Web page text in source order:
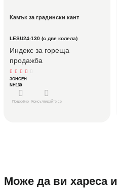
Камък за градински кант
LESU24-130 (с две колела)
Индекс за гореща
продажба
ЗОНСЕН
NH130
Подробно Консултирайте се
Може да ви хареса и